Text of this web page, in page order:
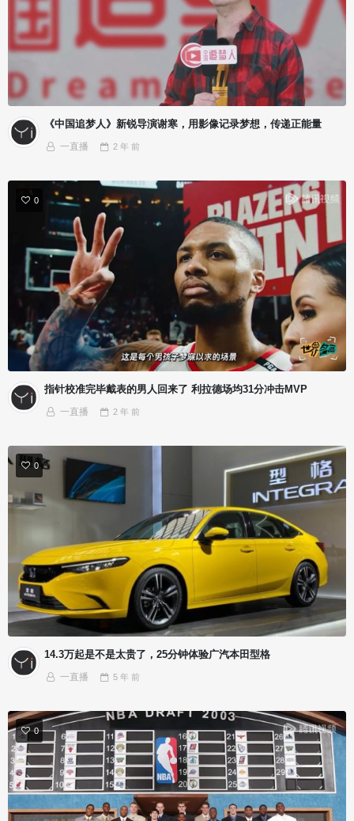
《中国追梦人》新锐导演谢寒，用影像记录梦想，传递正能量
一直播 2 年 前
0
指针校准完毕戴表的男人回来了 利拉德场均31分冲击MVP
一直播 2 年 前
0
14.3万起是不是太贵了，25分钟体验广汽本田型格
一直播 5 年 前
0